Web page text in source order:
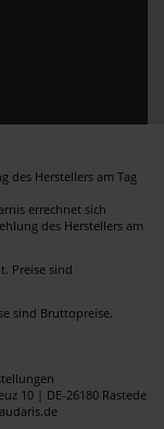
des Herstellers am Tag
errechnet sich
des Herstellers am
Preise sind
sind Bruttopreise.
10 | DE-26180 Rastede